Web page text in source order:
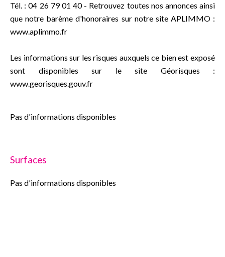
Tél. : 04 26 79 01 40 - Retrouvez toutes nos annonces ainsi
que notre barème d'honoraires sur notre site APLIMMO :
www.aplimmo.fr
Les informations sur les risques auxquels ce bien est exposé
sont disponibles sur le site Géorisques :
www.georisques.gouv.fr
Pas d'informations disponibles
Surfaces
Pas d'informations disponibles